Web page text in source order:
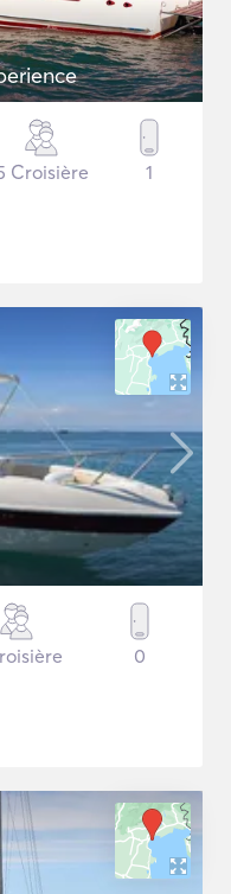
Croisière 1
0